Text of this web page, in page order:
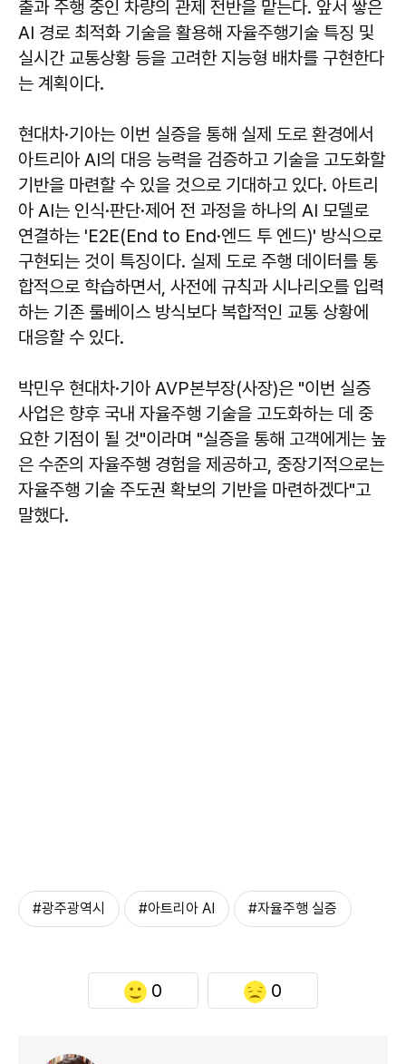
출과 주행 중인 차량의 관제 전반을 맡는다. 앞서 쌓은
AI 경로 최적화 기술을 활용해 자율주행기술 특징 및
실시간 교통상황 등을 고려한 지능형 배차를 구현한다
는 계획이다.
현대차·기아는 이번 실증을 통해 실제 도로 환경에서
아트리아 AI의 대응 능력을 검증하고 기술을 고도화할
기반을 마련할 수 있을 것으로 기대하고 있다. 아트리
아 AI는 인식·판단·제어 전 과정을 하나의 AI 모델로
연결하는 'E2E(End to End·엔드 투 엔드)' 방식으로
구현되는 것이 특징이다. 실제 도로 주행 데이터를 통
합적으로 학습하면서, 사전에 규칙과 시나리오를 입력
하는 기존 룰베이스 방식보다 복합적인 교통 상황에
대응할 수 있다.
박민우 현대차·기아 AVP본부장(사장)은 "이번 실증
사업은 향후 국내 자율주행 기술을 고도화하는 데 중
요한 기점이 될 것"이라며 "실증을 통해 고객에게는 높
은 수준의 자율주행 경험을 제공하고, 중장기적으로는
자율주행 기술 주도권 확보의 기반을 마련하겠다"고
말했다.
#광주광역시 #아트리아 AI #자율주행 실증
0 0